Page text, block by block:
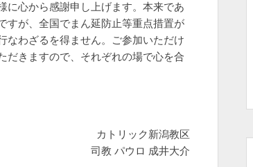
に心から感謝申し上げます。本来であ
すが、全国でまん延防止等重点措置が
なわざるを得ません。ご参加いただけ
だきますので、それぞれの場で心を合
カトリック新潟教区
司教 パウロ 成井大介